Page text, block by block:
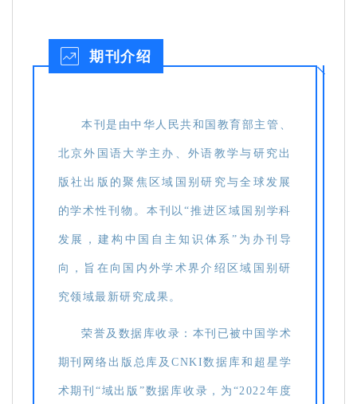
期刊介绍
本刊是由中华人民共和国教育部主管、
北京外国语大学主办、外语教学与研究出
版社出版的聚焦区域国别研究与全球发展
的学术性刊物。本刊以“推进区域国别学科
发展，建构中国自主知识体系”为办刊导
向，旨在向国内外学术界介绍区域国别研
究领域最新研究成果。
荣誉及数据库收录：本刊已被中国学术
期刊网络出版总库及CNKI数据库和超星学
术期刊“域出版”数据库收录，为“2022年度